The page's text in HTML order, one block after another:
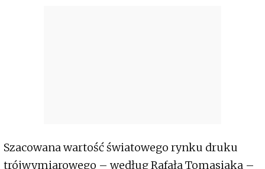
Szacowana wartość światowego rynku druku
trójwymiarowego – według Rafała Tomasiaka –